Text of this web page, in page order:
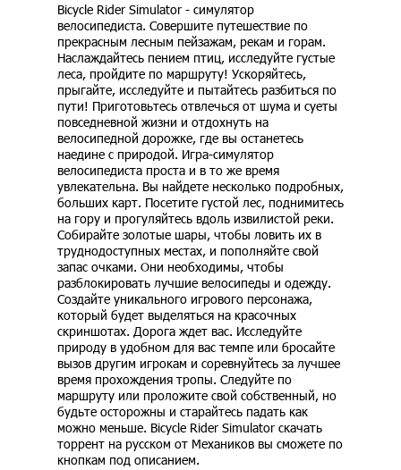
Bicycle Rider Simulator - симулятор
велосипедиста. Совершите путешествие по
прекрасным лесным пейзажам, рекам и горам.
Наслаждайтесь пением птиц, исследуйте густые
леса, пройдите по маршруту! Ускоряйтесь,
прыгайте, исследуйте и пытайтесь разбиться по
пути! Приготовьтесь отвлечься от шума и суеты
повседневной жизни и отдохнуть на
велосипедной дорожке, где вы останетесь
наедине с природой. Игра-симулятор
велосипедиста проста и в то же время
увлекательна. Вы найдете несколько подробных,
больших карт. Посетите густой лес, поднимитесь
на гору и прогуляйтесь вдоль извилистой реки.
Собирайте золотые шары, чтобы ловить их в
труднодоступных местах, и пополняйте свой
запас очками. Они необходимы, чтобы
разблокировать лучшие велосипеды и одежду.
Создайте уникального игрового персонажа,
который будет выделяться на красочных
скриншотах. Дорога ждет вас. Исследуйте
природу в удобном для вас темпе или бросайте
вызов другим игрокам и соревнуйтесь за лучшее
время прохождения тропы. Следуйте по
маршруту или проложите свой собственный, но
будьте осторожны и старайтесь падать как
можно меньше. Bicycle Rider Simulator скачать
торрент на русском от Механиков вы сможете по
кнопкам под описанием.